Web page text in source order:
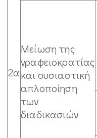
2α
Μείωση της
γραφειοκρατίας
και ουσιαστική
απλοποίηση
των
διαδικασιών